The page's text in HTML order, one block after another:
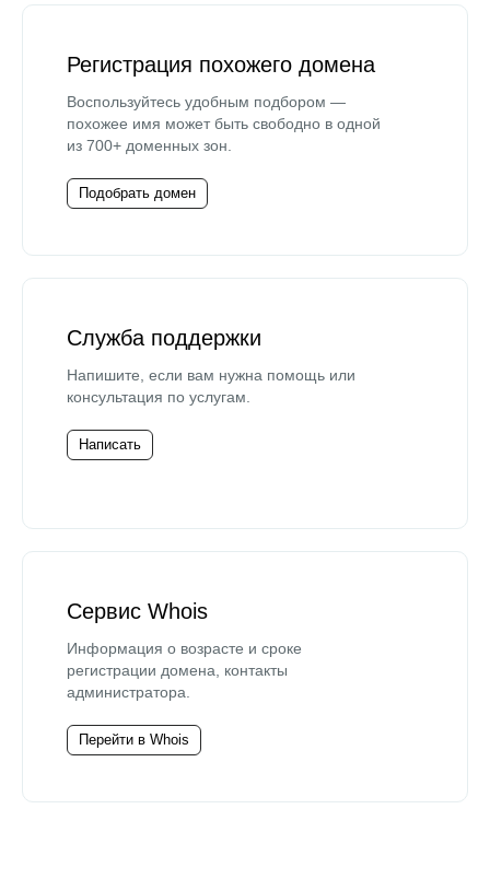
Регистрация похожего домена
Воспользуйтесь удобным подбором —
похожее имя может быть свободно в одной
из 700+ доменных зон.
Подобрать домен
Служба поддержки
Напишите, если вам нужна помощь или
консультация по услугам.
Написать
Сервис Whois
Информация о возрасте и сроке
регистрации домена, контакты
администратора.
Перейти в Whois